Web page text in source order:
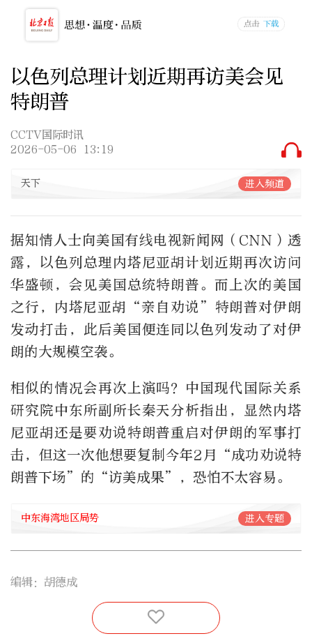
以色列总理计划近期再访美会见
特朗普
CCTV国际时讯
2026-05-06 13:19
天下 进入频道
据知情人士向美国有线电视新闻网（CNN）透
露，以色列总理内塔尼亚胡计划近期再次访问
华盛顿，会见美国总统特朗普。而上次的美国
之行，内塔尼亚胡“亲自劝说”特朗普对伊朗
发动打击，此后美国便连同以色列发动了对伊
朗的大规模空袭。
相似的情况会再次上演吗？中国现代国际关系
研究院中东所副所长秦天分析指出，显然内塔
尼亚胡还是要劝说特朗普重启对伊朗的军事打
击，但这一次他想要复制今年2月“成功劝说特
朗普下场”的“访美成果”，恐怕不太容易。
中东海湾地区局势 进入专题
编辑：胡德成